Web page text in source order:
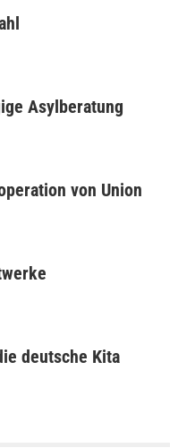
Asylberatung
von Union
deutsche Kita